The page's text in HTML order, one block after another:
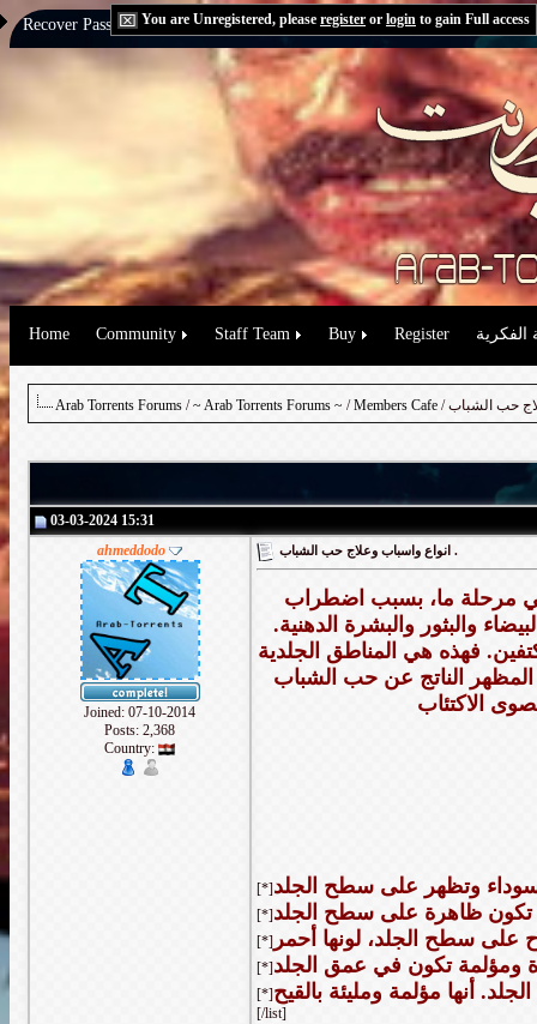
You are Unregistered, please register or login to gain Full access
Recover Password:via Email|via Question
Home Community Staff Team Buy Register الفكرية
Arab Torrents Forums /~ Arab Torrents Forums ~ /Members Cafe
03-03-2024 15:31
ahmeddodo
Joined: 07-10-2014
Posts: 2,368
Country:
انواع واسباب وعلاج حب الشباب .
مرحلة ما، بسبب اضطراب
والبثور والبشرة الدهنية.
فهذه هي المناطق الجلدية
المظهر الناتج عن حب الشباب
[*]
[*]
[*]
[*]
[*]
[/list]